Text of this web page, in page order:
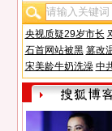
央视质疑29岁市长
石首网站被黑 篡改
宋美龄牛奶洗澡 中